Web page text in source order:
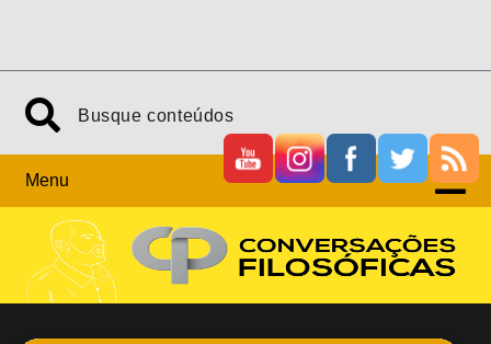
Search
Menu